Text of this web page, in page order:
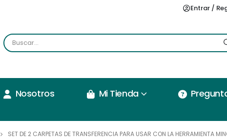
Entrar /
Nosotros Mi Tienda
SET DE 2 CARPETAS DE TRANSFERENCIA PARA USAR CON LA HERRAMIENTA